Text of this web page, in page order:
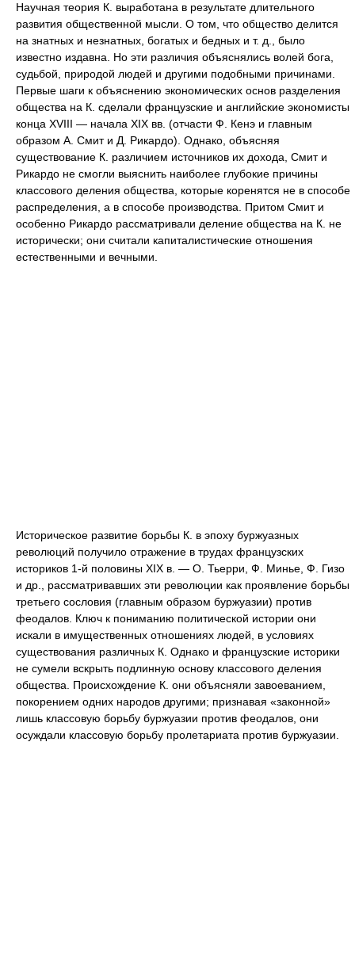
Научная теория К. выработана в результате длительного
развития общественной мысли. О том, что общество делится
на знатных и незнатных, богатых и бедных и т. д., было
известно издавна. Но эти различия объяснялись волей бога,
судьбой, природой людей и другими подобными причинами.
Первые шаги к объяснению экономических основ разделения
общества на К. сделали французские и английские экономисты
конца XVIII — начала XIX вв. (отчасти Ф. Кенэ и главным
образом А. Смит и Д. Рикардо). Однако, объясняя
существование К. различием источников их дохода, Смит и
Рикардо не смогли выяснить наиболее глубокие причины
классового деления общества, которые коренятся не в способе
распределения, а в способе производства. Притом Смит и
особенно Рикардо рассматривали деление общества на К. не
исторически; они считали капиталистические отношения
естественными и вечными.
Историческое развитие борьбы К. в эпоху буржуазных
революций получило отражение в трудах французских
историков 1-й половины XIX в. — О. Тьерри, Ф. Минье, Ф. Гизо
и др., рассматривавших эти революции как проявление борьбы
третьего сословия (главным образом буржуазии) против
феодалов. Ключ к пониманию политической истории они
искали в имущественных отношениях людей, в условиях
существования различных К. Однако и французские историки
не сумели вскрыть подлинную основу классового деления
общества. Происхождение К. они объясняли завоеванием,
покорением одних народов другими; признавая «законной»
лишь классовую борьбу буржуазии против феодалов, они
осуждали классовую борьбу пролетариата против буржуазии.